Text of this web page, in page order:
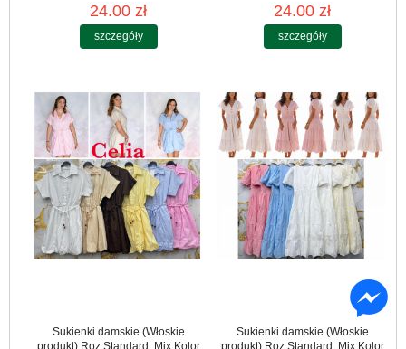
24.00 zł
szczegóły
24.00 zł
szczegóły
Sukienki damskie (Włoskie
Sukienki damskie (Włoskie